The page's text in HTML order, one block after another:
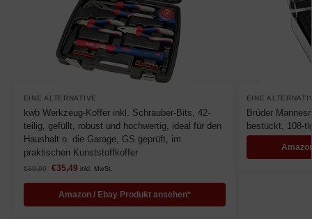
EINE ALTERNATIVE
kwb Werkzeug-Koffer inkl. Schrauber-Bits, 42-
teilig, gefüllt, robust und hochwertig, ideal für den
Haushalt o. die Garage, GS geprüft, im
praktischen Kunststoffkoffer
€39,99 €35,49 inkl. MwSt.
Amazon / Ebay Produkt ansehen*
EINE
Brüder
bestückt, 108-